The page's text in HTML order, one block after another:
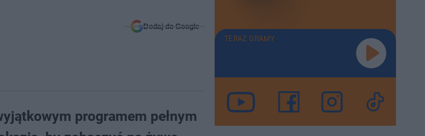
Dodaj do Google
programem pełnym
TERAZ GRAMY